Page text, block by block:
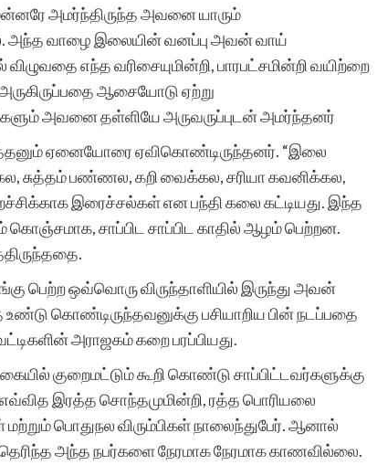
அமர்ந்திருந்த அவனை யாரும்
வாழை இலையின் வனப்பு அவன் வாய்
எந்த வரிசையுமின்றி, பாரபட்சமின்றி வயிற்றை
ஆசையோடு ஏற்று
அவனை தள்ளியே அருவருப்புடன் அமர்ந்தனர்
ஏனையோரை ஏவிகொண்டிருந்தனர். “இலை
பண்ணல, கறி வைக்கல, சரியா கவனிக்கல,
இரைச்சல்கள் என பந்தி கலை கட்டியது. இந்த
சாப்பிட சாப்பிட காதில் ஆழம் பெற்றன.
பெற்ற ஒவ்வொரு விருந்தாளியில் இருந்து அவன்
கொண்டிருந்தவனுக்கு பசியாறிய பின் நடப்பதை
அராஜகம் கறை பரப்பியது.
குறைமட்டும் கூறி கொண்டு சாப்பிட்டவர்களுக்கு
இரத்த சொந்தமுமின்றி, ரத்த பொரியலை
பொதுநல விரும்பிகள் நாலைந்துபேர். ஆனால்
அந்த நபர்களை நேரமாக நேரமாக காணவில்லை.